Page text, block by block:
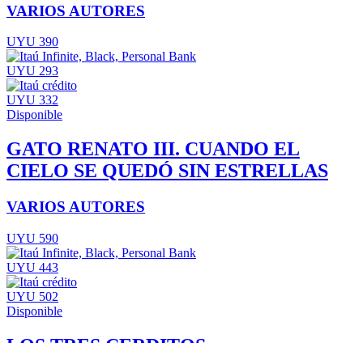
VARIOS AUTORES
UYU 390
UYU 293
UYU 332
Disponible
GATO RENATO III. CUANDO EL
CIELO SE QUEDÓ SIN ESTRELLAS
VARIOS AUTORES
UYU 590
UYU 443
UYU 502
Disponible